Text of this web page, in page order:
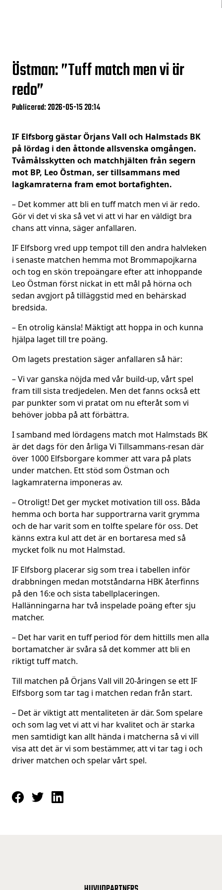
Östman: ”Tuff match men vi är
redo”
Publicerad: 2026-05-15 20:14
IF Elfsborg gästar Örjans Vall och Halmstads BK
på lördag i den åttonde allsvenska omgången.
Tvåmålsskytten och matchhjälten från segern
mot BP, Leo Östman, ser tillsammans med
lagkamraterna fram emot bortafighten.
– Det kommer att bli en tuff match men vi är redo.
Gör vi det vi ska så vet vi att vi har en väldigt bra
chans att vinna, säger anfallaren.
IF Elfsborg vred upp tempot till den andra halvleken
i senaste matchen hemma mot Brommapojkarna
och tog en skön trepoängare efter att inhoppande
Leo Östman först nickat in ett mål på hörna och
sedan avgjort på tilläggstid med en behärskad
bredsida.
– En otrolig känsla! Mäktigt att hoppa in och kunna
hjälpa laget till tre poäng.
Om lagets prestation säger anfallaren så här:
– Vi var ganska nöjda med vår build-up, vårt spel
fram till sista tredjedelen. Men det fanns också ett
par punkter som vi pratat om nu efteråt som vi
behöver jobba på att förbättra.
I samband med lördagens match mot Halmstads BK
är det dags för den årliga Vi Tillsammans-resan där
över 1000 Elfsborgare kommer att vara på plats
under matchen. Ett stöd som Östman och
lagkamraterna imponeras av.
– Otroligt! Det ger mycket motivation till oss. Båda
hemma och borta har supportrarna varit grymma
och de har varit som en tolfte spelare för oss. Det
känns extra kul att det är en bortaresa med så
mycket folk nu mot Halmstad.
IF Elfsborg placerar sig som trea i tabellen inför
drabbningen medan motståndarna HBK återfinns
på den 16:e och sista tabellplaceringen.
Hallänningarna har två inspelade poäng efter sju
matcher.
– Det har varit en tuff period för dem hittills men alla
bortamatcher är svåra så det kommer att bli en
riktigt tuff match.
Till matchen på Örjans Vall vill 20-åringen se ett IF
Elfsborg som tar tag i matchen redan från start.
– Det är viktigt att mentaliteten är där. Som spelare
och som lag vet vi att vi har kvalitet och är starka
men samtidigt kan allt hända i matcherna så vi vill
visa att det är vi som bestämmer, att vi tar tag i och
driver matchen och spelar vårt spel.